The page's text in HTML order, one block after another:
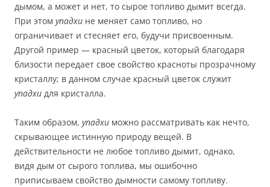
дымом, а может и нет, то сырое топливо дымит всегда.
При этом упадхи не меняет само топливо, но
ограничивает и стесняет его, будучи присвоенным.
Другой пример — красный цветок, который благодаря
близости передает свое свойство красноты прозрачному
кристаллу; в данном случае красный цветок служит
упадхи для кристалла.
Таким образом, упадхи можно рассматривать как нечто,
скрывающее истинную природу вещей. В
действительности не любое топливо дымит, однако,
видя дым от сырого топлива, мы ошибочно
приписываем свойство дымности самому топливу.